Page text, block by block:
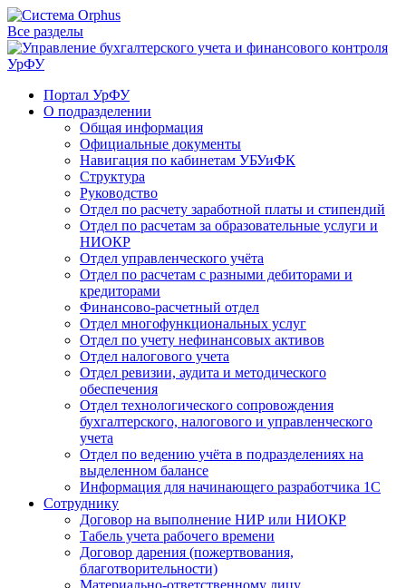
Все разделы
Портал УрФУ
О подразделении
Общая информация
Официальные документы
Навигация по кабинетам УБУиФК
Структура
Руководство
Отдел по расчету заработной платы и стипендий
Отдел по расчетам за образовательные услуги и
НИОКР
Отдел управленческого учёта
Отдел по расчетам с разными дебиторами и
кредиторами
Финансово-расчетный отдел
Отдел многофункциональных услуг
Отдел по учету нефинансовых активов
Отдел налогового учета
Отдел ревизии, аудита и методического
обеспечения
Отдел технологического сопровождения
бухгалтерского, налогового и управленческого
учета
Отдел по ведению учёта в подразделениях на
выделенном балансе
Информация для начинающего разработчика 1С
Сотруднику
Договор на выполнение НИР или НИОКР
Табель учета рабочего времени
Договор дарения (пожертвования,
благотворительности)
Материально-ответственному лицу